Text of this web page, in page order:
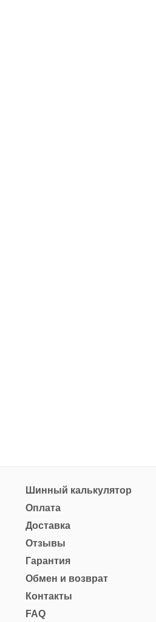
Шинный калькулятор
Оплата
Доставка
Отзывы
Гарантия
Обмен и возврат
Контакты
FAQ